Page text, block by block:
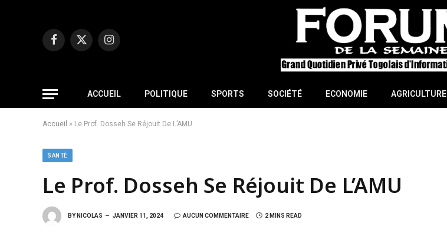
Facebook
X
Instagram
ACCUEIL POLITIQUE SPORTS SOCIÉTÉ ECONOMIE AGRICULTURE
Accueil » Le Prof. Dosseh Se Réjouit De L’AMU
SANTÉ
Le Prof. Dosseh Se Réjouit De L’AMU
BY NICOLAS JANVIER 11, 2024 AUCUN COMMENTAIRE 2 MINS READ